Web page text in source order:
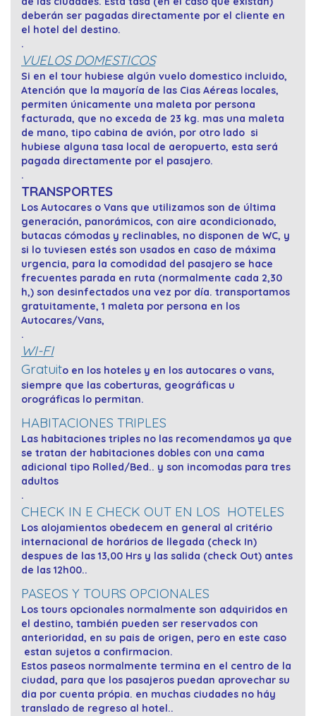
deberán ser pagadas directamente por el cliente en
el hotel del destino.
.
VUELOS DOMESTICOS
Si en el tour hubiese algún vuelo domestico incluido,
Atención que la mayoría de las Cias Aéreas locales,
permiten únicamente una maleta por persona
facturada, que no exceda de 23 kg. mas una maleta
de mano, tipo cabina de avión, por otro lado si
hubiese alguna tasa local de aeropuerto, esta será
pagada directamente por el pasajero.
.
TRANSPORTES
Los Autocares o Vans que utilizamos son de última
generación, panorámicos, con aire acondicionado,
butacas cómodas y reclinables, no disponen de WC, y
si lo tuviesen estés son usados en caso de máxima
urgencia, para la comodidad del pasajero se hace
frecuentes parada en ruta (normalmente cada 2,30
h,) son desinfectados una vez por día. transportamos
gratuitamente, 1 maleta por persona en los
Autocares/Vans,
.
WI-FI
Gratuito en los hoteles y en los autocares o vans,
siempre que las coberturas, geográficas u
orográficas lo permitan.
HABITACIONES TRIPLES
Las habitaciones triples no las recomendamos ya que
se tratan der habitaciones dobles con una cama
adicional tipo Rolled/Bed.. y son incomodas para tres
adultos
.
CHECK IN E CHECK OUT EN LOS HOTELES
Los alojamientos obedecem en general al critério
internacional de horários de llegada (check In)
despues de las 13,00 Hrs y las salida (check Out) antes
de las 12h00..
PASEOS Y TOURS OPCIONALES
Los tours opcionales normalmente son adquiridos en
el destino, también pueden ser reservados con
anterioridad, en su pais de origen, pero en este caso
estan sujetos a confirmacion.
Estos paseos normalmente termina en el centro de la
ciudad, para que los pasajeros puedan aprovechar su
dia por cuenta própia. en muchas ciudades no háy
translado de regreso al hotel..